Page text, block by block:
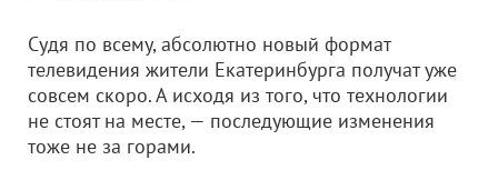
Судя по всему, абсолютно новый формат
телевидения жители Екатеринбурга получат уже
совсем скоро. А исходя из того, что технологии
не стоят на месте, — последующие изменения
тоже не за горами.